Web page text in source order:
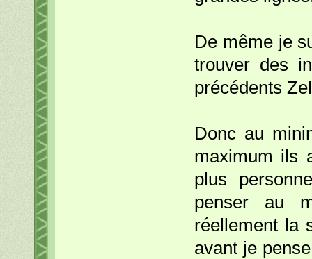
De même je
trouver des
précédents
Donc au
maximum ils
plus
penser au
réellement la
avant je